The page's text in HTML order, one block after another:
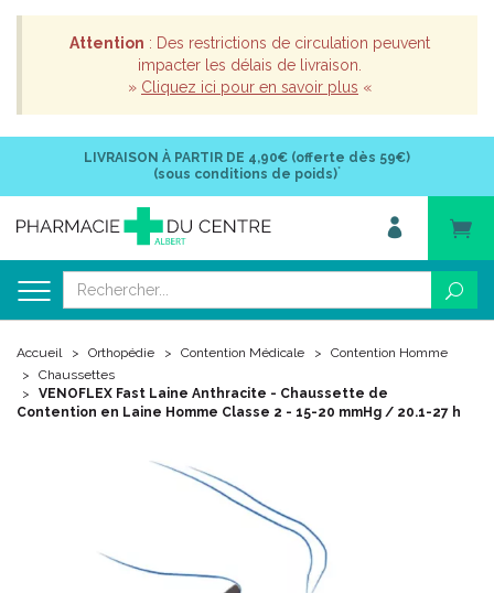
Attention : Des restrictions de circulation peuvent
impacter les délais de livraison.
» Cliquez ici pour en savoir plus «
LIVRAISON À PARTIR DE 4,90€ (offerte dès 59€)
(sous conditions de poids)*
Accueil Orthopédie Contention Médicale
Contention Homme
Chaussettes
VENOFLEX Fast Laine Anthracite - Chaussette de
Contention en Laine Homme Classe 2 - 15-20 mmHg / 20.1-27 h